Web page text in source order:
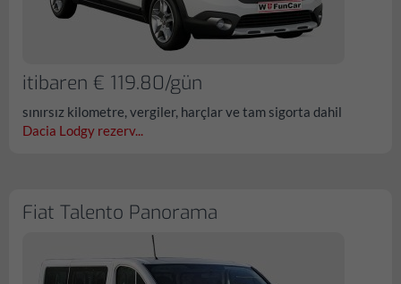
itibaren € 119.80/gün
sınırsız kilometre, vergiler, harçlar ve tam sigorta dahil
Dacia Lodgy rezerv...
Fiat Talento Panorama